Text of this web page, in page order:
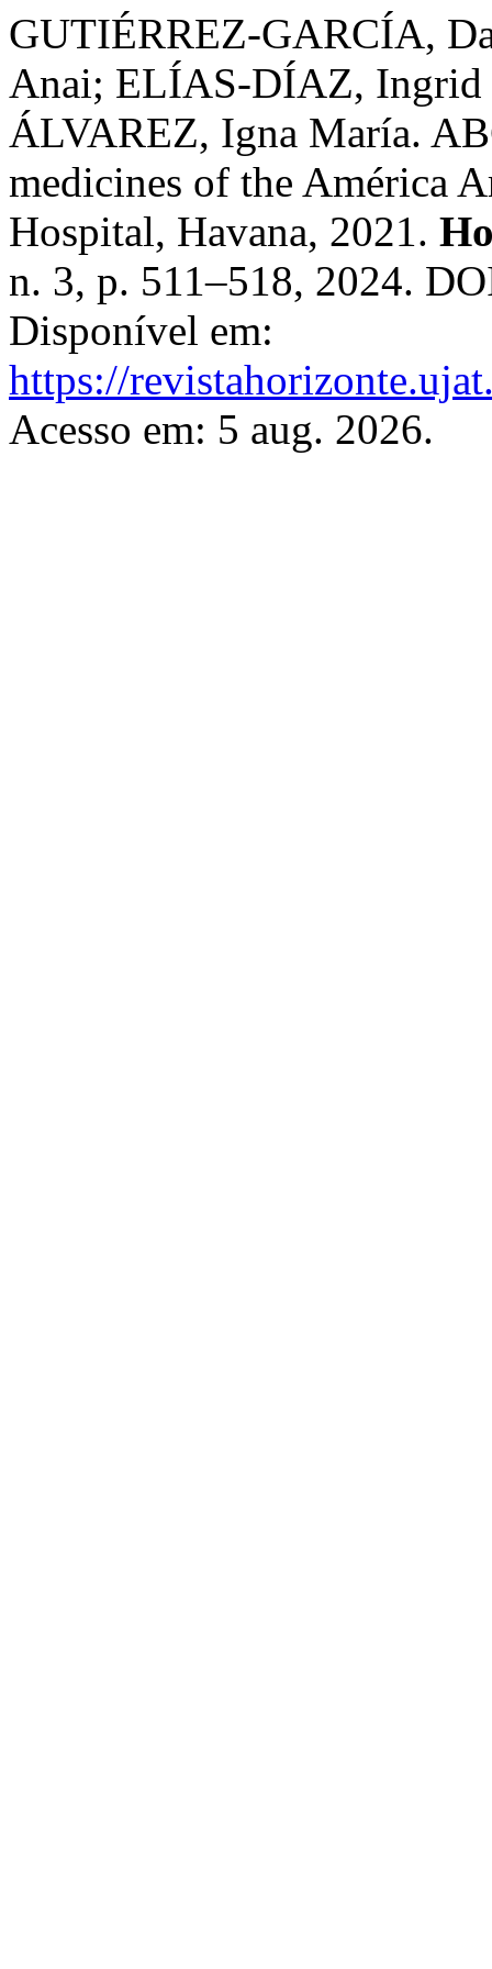
GUTIÉRREZ-GARCÍA,
Anai; ELÍAS-DÍAZ,
ÁLVAREZ, Igna María.
medicines of the América
Hospital, Havana, 2021.
n. 3, p. 511–518, 2024.
Disponível em:
https://
Acesso em: 5 aug. 2026.